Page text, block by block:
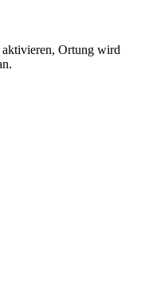
aktivieren, Ortung wird